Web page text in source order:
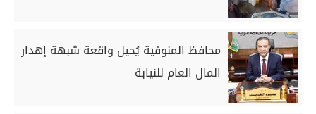
محافظ المنوفية يُحيل واقعة شبهة إهدار
المال العام للنيابة